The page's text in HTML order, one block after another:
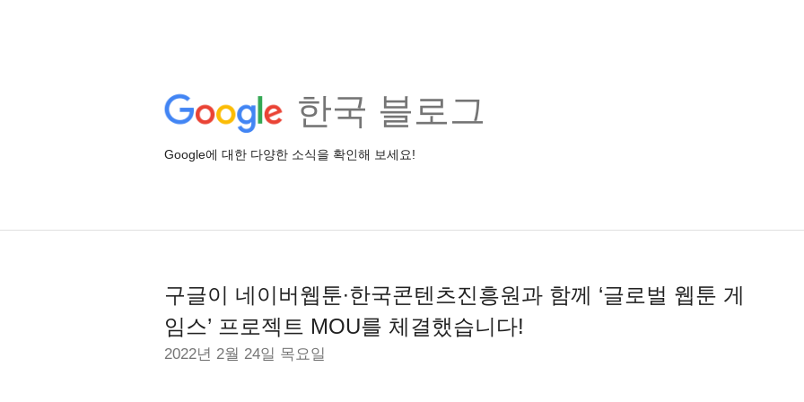
한국 블로그
Google에 대한 다양한 소식을 확인해 보세요!
구글이 네이버웹툰∙한국콘텐츠진흥원과 함께 ‘글로벌 웹툰 게
임스’ 프로젝트 MOU를 체결했습니다!
2022년 2월 24일 목요일